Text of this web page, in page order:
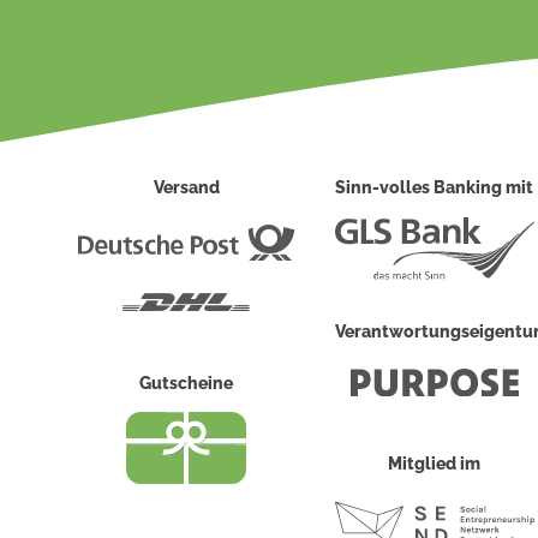
Versand
Deutsche
Gutscheine
Sinn-volles Banking mit
Mitglied im